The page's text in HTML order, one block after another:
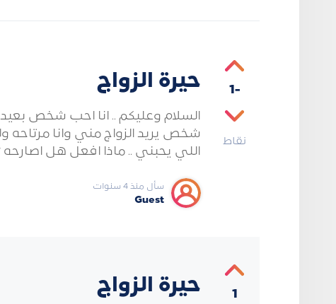
-1
نقاط
حيرة الزواج
السلام وعليكم .. انا احب شخص
شخص يريد الزواج مني وانا
اللي يحبني .. ماذا افعل هل اصارحه
سأل منذ 4 سنوات
Guest
1 حيرة الزواج